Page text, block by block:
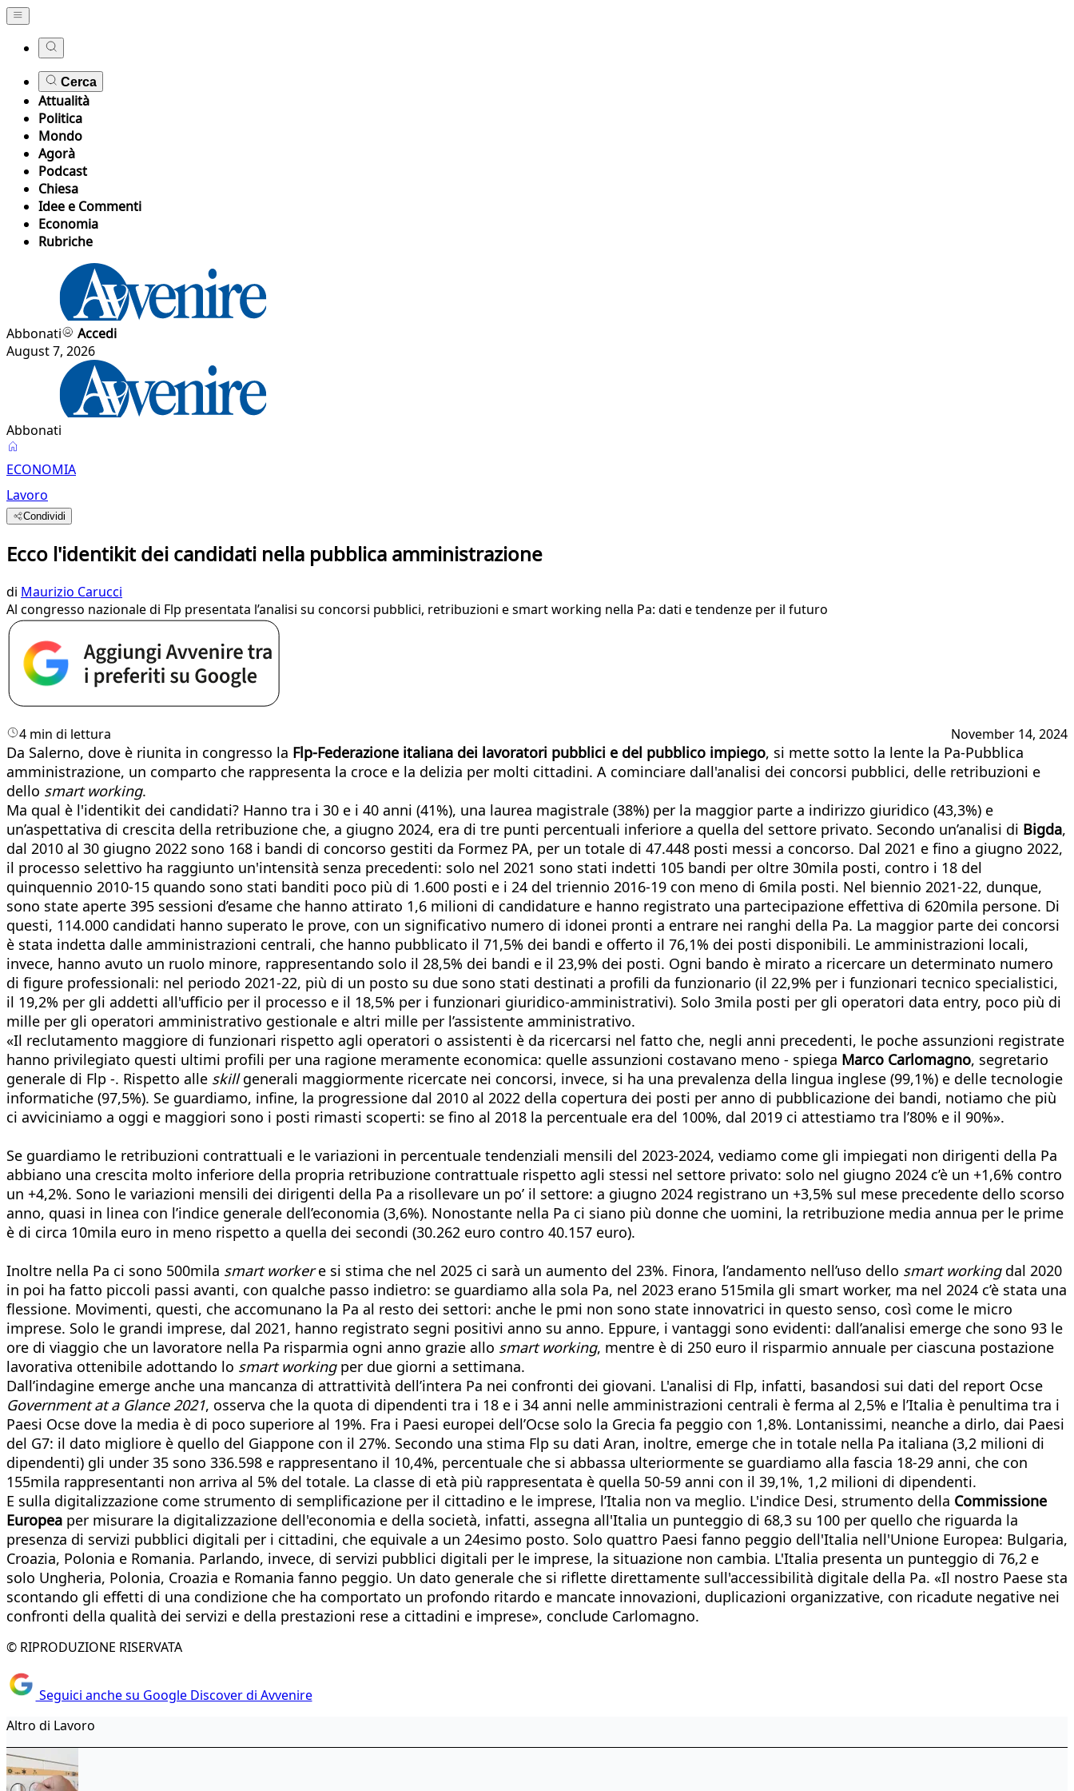
Cerca
Attualità
Politica
Mondo
Agorà
Podcast
Chiesa
Idee e Commenti
Economia
Rubriche
Abbonati
Accedi
August 7, 2026
Abbonati
ECONOMIA
Lavoro
Condividi
Ecco l'identikit dei candidati nella pubblica amministrazione
di Maurizio Carucci
Al congresso nazionale di Flp presentata l’analisi su concorsi pubblici, retribuzioni e smart working nella Pa: dati e tendenze per il futuro
4 min di lettura November 14, 2024
Da Salerno, dove è riunita in congresso la Flp-Federazione italiana dei lavoratori pubblici e del pubblico impiego, si mette sotto la lente la Pa-Pubblica
amministrazione, un comparto che rappresenta la croce e la delizia per molti cittadini. A cominciare dall'analisi dei concorsi pubblici, delle retribuzioni e
dello smart working.
Ma qual è l'identikit dei candidati? Hanno tra i 30 e i 40 anni (41%), una laurea magistrale (38%) per la maggior parte a indirizzo giuridico (43,3%) e
un’aspettativa di crescita della retribuzione che, a giugno 2024, era di tre punti percentuali inferiore a quella del settore privato. Secondo un’analisi di Bigda,
dal 2010 al 30 giugno 2022 sono 168 i bandi di concorso gestiti da Formez PA, per un totale di 47.448 posti messi a concorso. Dal 2021 e fino a giugno 2022,
il processo selettivo ha raggiunto un'intensità senza precedenti: solo nel 2021 sono stati indetti 105 bandi per oltre 30mila posti, contro i 18 del
quinquennio 2010-15 quando sono stati banditi poco più di 1.600 posti e i 24 del triennio 2016-19 con meno di 6mila posti. Nel biennio 2021-22, dunque,
sono state aperte 395 sessioni d’esame che hanno attirato 1,6 milioni di candidature e hanno registrato una partecipazione effettiva di 620mila persone. Di
questi, 114.000 candidati hanno superato le prove, con un significativo numero di idonei pronti a entrare nei ranghi della Pa. La maggior parte dei concorsi
è stata indetta dalle amministrazioni centrali, che hanno pubblicato il 71,5% dei bandi e offerto il 76,1% dei posti disponibili. Le amministrazioni locali,
invece, hanno avuto un ruolo minore, rappresentando solo il 28,5% dei bandi e il 23,9% dei posti. Ogni bando è mirato a ricercare un determinato numero
di figure professionali: nel periodo 2021-22, più di un posto su due sono stati destinati a profili da funzionario (il 22,9% per i funzionari tecnico specialistici,
il 19,2% per gli addetti all'ufficio per il processo e il 18,5% per i funzionari giuridico-amministrativi). Solo 3mila posti per gli operatori data entry, poco più di
mille per gli operatori amministrativo gestionale e altri mille per l’assistente amministrativo.
«Il reclutamento maggiore di funzionari rispetto agli operatori o assistenti è da ricercarsi nel fatto che, negli anni precedenti, le poche assunzioni registrate
hanno privilegiato questi ultimi profili per una ragione meramente economica: quelle assunzioni costavano meno - spiega Marco Carlomagno, segretario
generale di Flp -. Rispetto alle skillgenerali maggiormente ricercate nei concorsi, invece, si ha una prevalenza della lingua inglese (99,1%) e delle tecnologie
informatiche (97,5%). Se guardiamo, infine, la progressione dal 2010 al 2022 della copertura dei posti per anno di pubblicazione dei bandi, notiamo che più
ci avviciniamo a oggi e maggiori sono i posti rimasti scoperti: se fino al 2018 la percentuale era del 100%, dal 2019 ci attestiamo tra l’80% e il 90%».
Se guardiamo le retribuzioni contrattuali e le variazioni in percentuale tendenziali mensili del 2023-2024, vediamo come gli impiegati non dirigenti della Pa
abbiano una crescita molto inferiore della propria retribuzione contrattuale rispetto agli stessi nel settore privato: solo nel giugno 2024 c’è un +1,6% contro
un +4,2%. Sono le variazioni mensili dei dirigenti della Pa a risollevare un po’ il settore: a giugno 2024 registrano un +3,5% sul mese precedente dello scorso
anno, quasi in linea con l’indice generale dell’economia (3,6%). Nonostante nella Pa ci siano più donne che uomini, la retribuzione media annua per le prime
è di circa 10mila euro in meno rispetto a quella dei secondi (30.262 euro contro 40.157 euro).
Inoltre nella Pa ci sono 500mila smart workere si stima che nel 2025 ci sarà un aumento del 23%. Finora, l’andamento nell’uso dello smart working dal 2020
in poi ha fatto piccoli passi avanti, con qualche passo indietro: se guardiamo alla sola Pa, nel 2023 erano 515mila gli smart worker, ma nel 2024 c’è stata una
flessione. Movimenti, questi, che accomunano la Pa al resto dei settori: anche le pmi non sono state innovatrici in questo senso, così come le micro
imprese. Solo le grandi imprese, dal 2021, hanno registrato segni positivi anno su anno. Eppure, i vantaggi sono evidenti: dall’analisi emerge che sono 93 le
ore di viaggio che un lavoratore nella Pa risparmia ogni anno grazie allo smart working, mentre è di 250 euro il risparmio annuale per ciascuna postazione
lavorativa ottenibile adottando lo smart workingper due giorni a settimana.
Dall’indagine emerge anche una mancanza di attrattività dell’intera Pa nei confronti dei giovani. L'analisi di Flp, infatti, basandosi sui dati del report Ocse
Government at a Glance 2021, osserva che la quota di dipendenti tra i 18 e i 34 anni nelle amministrazioni centrali è ferma al 2,5% e l’Italia è penultima tra i
Paesi Ocse dove la media è di poco superiore al 19%. Fra i Paesi europei dell’Ocse solo la Grecia fa peggio con 1,8%. Lontanissimi, neanche a dirlo, dai Paesi
del G7: il dato migliore è quello del Giappone con il 27%. Secondo una stima Flp su dati Aran, inoltre, emerge che in totale nella Pa italiana (3,2 milioni di
dipendenti) gli under 35 sono 336.598 e rappresentano il 10,4%, percentuale che si abbassa ulteriormente se guardiamo alla fascia 18-29 anni, che con
155mila rappresentanti non arriva al 5% del totale. La classe di età più rappresentata è quella 50-59 anni con il 39,1%, 1,2 milioni di dipendenti.
E sulla digitalizzazione come strumento di semplificazione per il cittadino e le imprese, l’Italia non va meglio. L'indice Desi, strumento della Commissione
Europea per misurare la digitalizzazione dell'economia e della società, infatti, assegna all'Italia un punteggio di 68,3 su 100 per quello che riguarda la
presenza di servizi pubblici digitali per i cittadini, che equivale a un 24esimo posto. Solo quattro Paesi fanno peggio dell'Italia nell'Unione Europea: Bulgaria,
Croazia, Polonia e Romania. Parlando, invece, di servizi pubblici digitali per le imprese, la situazione non cambia. L'Italia presenta un punteggio di 76,2 e
solo Ungheria, Polonia, Croazia e Romania fanno peggio. Un dato generale che si riflette direttamente sull'accessibilità digitale della Pa. «Il nostro Paese sta
scontando gli effetti di una condizione che ha comportato un profondo ritardo e mancate innovazioni, duplicazioni organizzative, con ricadute negative nei
confronti della qualità dei servizi e della prestazioni rese a cittadini e imprese», conclude Carlomagno.
© RIPRODUZIONE RISERVATA
Seguici anche su Google Discover di Avvenire
Altro di Lavoro